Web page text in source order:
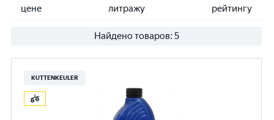
цене литражу рейтингу
Найдено товаров: 5
KUTTENKEULER